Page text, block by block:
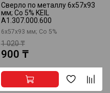
Сверло по металлу 6x57x93
мм; Co 5% KEIL
A1.307.000.600
6x57x93 мм; Co 5%
1 020 ₸
900 ₸